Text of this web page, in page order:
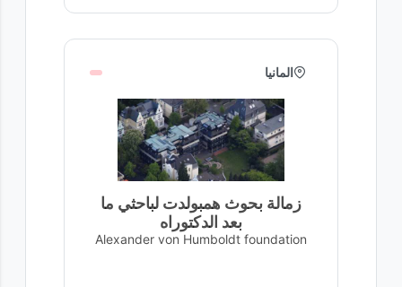
المانيا
زمالة بحوث همبولدت لباحثي ما
بعد الدكتوراه
Alexander von Humboldt foundation